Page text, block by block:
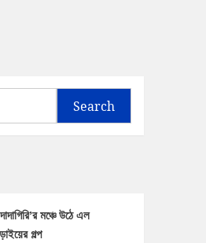
Search
মঞ্চে উঠে এল
গল্প